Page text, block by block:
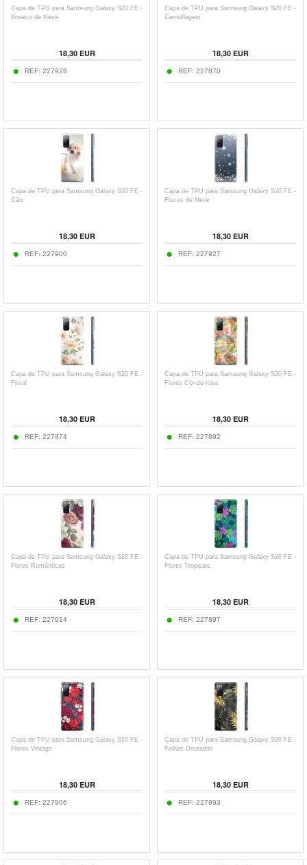
Capa de TPU para Samsung Galaxy S20 FE -
Boneco de Neve
18,30EUR
REF: 227928
Capa de TPU para Samsung Galaxy S20 FE -
Camuflagem
18,30EUR
REF: 227870
Capa de TPU para Samsung Galaxy S20 FE -
Cão
18,30EUR
REF: 227900
Capa de TPU para Samsung Galaxy S20 FE -
Flocos de Neve
18,30EUR
REF: 227927
Capa de TPU para Samsung Galaxy S20 FE -
Floral
18,30EUR
REF: 227874
Capa de TPU para Samsung Galaxy S20 FE -
Flores Cor-de-rosa
18,30EUR
REF: 227892
Capa de TPU para Samsung Galaxy S20 FE -
Flores Românticas
18,30EUR
REF: 227914
Capa de TPU para Samsung Galaxy S20 FE -
Flores Tropicais
18,30EUR
REF: 227897
Capa de TPU para Samsung Galaxy S20 FE -
Flores Vintage
18,30EUR
REF: 227906
Capa de TPU para Samsung Galaxy S20 FE -
Folhas Douradas
18,30EUR
REF: 227893